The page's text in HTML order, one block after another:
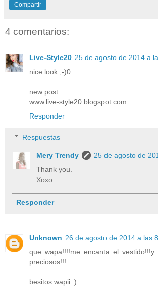
Compartir
4 comentarios:
Live-Style20 25 de agosto de 2014 a
nice look ;-)0
new post
www.live-style20.blogspot.com
Responder
Respuestas
Mery Trendy
25 de agosto de
Thank you.
Xoxo.
Responder
Unknown 26 de agosto de 2014 a las
que wapa!!!!me encanta el vestido!!!y
preciosos!!!
besitos wapii :)